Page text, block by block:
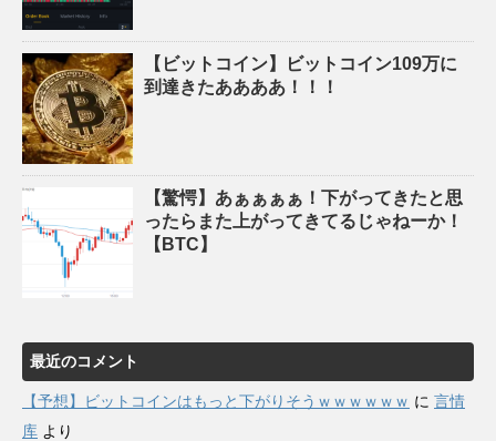
【ビットコイン】ビットコイン109万に
到達きたああああ！！！
【驚愕】あぁぁぁぁ！下がってきたと思
ったらまた上がってきてるじゃねーか！
【BTC】
最近のコメント
【予想】ビットコインはもっと下がりそうｗｗｗｗｗｗ に 言情
库 より